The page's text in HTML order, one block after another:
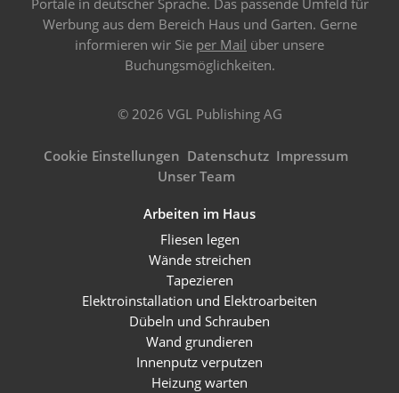
Portale in deutscher Sprache. Das passende Umfeld für
Werbung aus dem Bereich Haus und Garten. Gerne
informieren wir Sie per Mail über unsere
Buchungsmöglichkeiten.
© 2026 VGL Publishing AG
Cookie Einstellungen Datenschutz Impressum
Unser Team
Arbeiten im Haus
Fliesen legen
Wände streichen
Tapezieren
Elektroinstallation und Elektroarbeiten
Dübeln und Schrauben
Wand grundieren
Innenputz verputzen
Heizung warten